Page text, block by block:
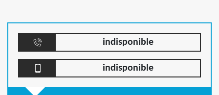
indisponible
indisponible